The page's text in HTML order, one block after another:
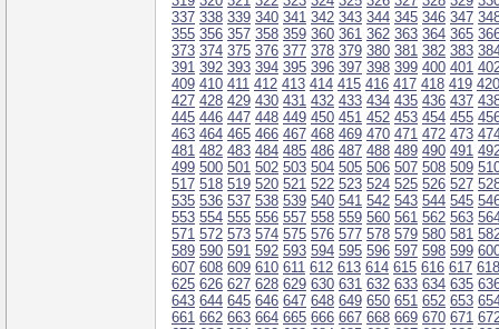
337 338 339 340 341 342 343 344 345 346 347
355 356 357 358 359 360 361 362 363 364 365
373 374 375 376 377 378 379 380 381 382 383
391 392 393 394 395 396 397 398 399 400 401
409 410 411 412 413 414 415 416 417 418 419 420
427 428 429 430 431 432 433 434 435 436 437
445 446 447 448 449 450 451 452 453 454 455
463 464 465 466 467 468 469 470 471 472 473
481 482 483 484 485 486 487 488 489 490 491
499 500 501 502 503 504 505 506 507 508 509
517 518 519 520 521 522 523 524 525 526 527
535 536 537 538 539 540 541 542 543 544 545
553 554 555 556 557 558 559 560 561 562 563
571 572 573 574 575 576 577 578 579 580 581
589 590 591 592 593 594 595 596 597 598 599
607 608 609 610 611 612 613 614 615 616 617 618
625 626 627 628 629 630 631 632 633 634 635
643 644 645 646 647 648 649 650 651 652 653
661 662 663 664 665 666 667 668 669 670 671